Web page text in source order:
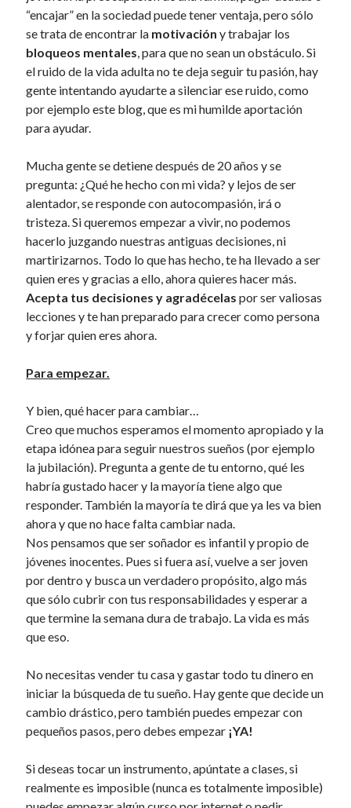
“encajar” en la sociedad puede tener ventaja, pero sólo
se trata de encontrar la motivación y trabajar los
bloqueos mentales, para que no sean un obstáculo. Si
el ruido de la vida adulta no te deja seguir tu pasión, hay
gente intentando ayudarte a silenciar ese ruido, como
por ejemplo este blog, que es mi humilde aportación
para ayudar.
Mucha gente se detiene después de 20 años y se
pregunta: ¿Qué he hecho con mi vida? y lejos de ser
alentador, se responde con autocompasión, irá o
tristeza. Si queremos empezar a vivir, no podemos
hacerlo juzgando nuestras antiguas decisiones, ni
martirizarnos. Todo lo que has hecho, te ha llevado a ser
quien eres y gracias a ello, ahora quieres hacer más.
Acepta tus decisiones y agradécelas por ser valiosas
lecciones y te han preparado para crecer como persona
y forjar quien eres ahora.
Para empezar.
Y bien, qué hacer para cambiar…
Creo que muchos esperamos el momento apropiado y la
etapa idónea para seguir nuestros sueños (por ejemplo
la jubilación). Pregunta a gente de tu entorno, qué les
habría gustado hacer y la mayoría tiene algo que
responder. También la mayoría te dirá que ya les va bien
ahora y que no hace falta cambiar nada.
Nos pensamos que ser soñador es infantil y propio de
jóvenes inocentes. Pues si fuera así, vuelve a ser joven
por dentro y busca un verdadero propósito, algo más
que sólo cubrir con tus responsabilidades y esperar a
que termine la semana dura de trabajo. La vida es más
que eso.
No necesitas vender tu casa y gastar todo tu dinero en
iniciar la búsqueda de tu sueño. Hay gente que decide un
cambio drástico, pero también puedes empezar con
pequeños pasos, pero debes empezar ¡YA!
Si deseas tocar un instrumento, apúntate a clases, si
realmente es imposible (nunca es totalmente imposible)